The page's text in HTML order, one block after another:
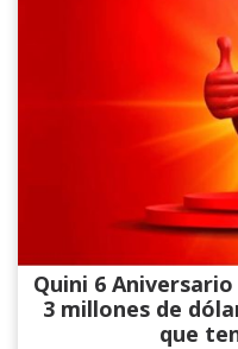
Quini 6
3 millones de
que